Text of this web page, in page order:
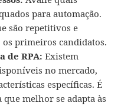
para automação.
são repetitivos e
os primeiros candidatos.
de RPA: Existem
no mercado,
específicas. É
melhor se adapta às